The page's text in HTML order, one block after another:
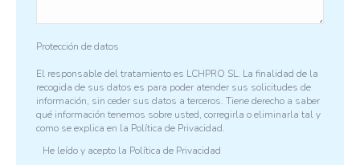
Protección de datos
El responsable del tratamiento es LCHPRO SL. La finalidad de la
recogida de sus datos es para poder atender sus solicitudes de
información, sin ceder sus datos a terceros. Tiene derecho a saber
qué información tenemos sobre usted, corregirla o eliminarla tal y
como se explica en la Política de Privacidad.
He leído y acepto la Política de Privacidad